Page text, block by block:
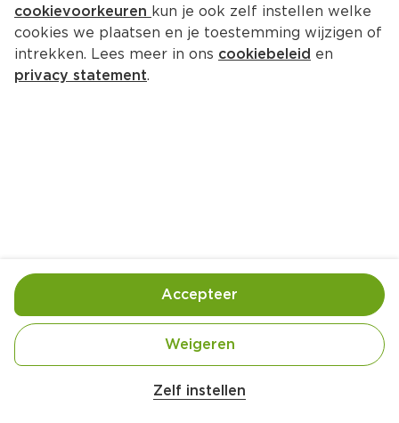
cookievoorkeuren kun je ook zelf instellen welke
cookies we plaatsen en je toestemming wijzigen of
intrekken. Lees meer in ons cookiebeleid en
privacy statement.
Zelf instellen
Weigeren
Accepteer